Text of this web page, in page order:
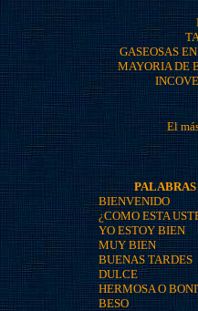
GASEOSAS
MAYORIA DE
El
BIENVENIDO
¿COMO ESTA
YO ESTOY BIEN
MUY BIEN
BUENAS TARDES
DULCE
HERMOSA O
BESO